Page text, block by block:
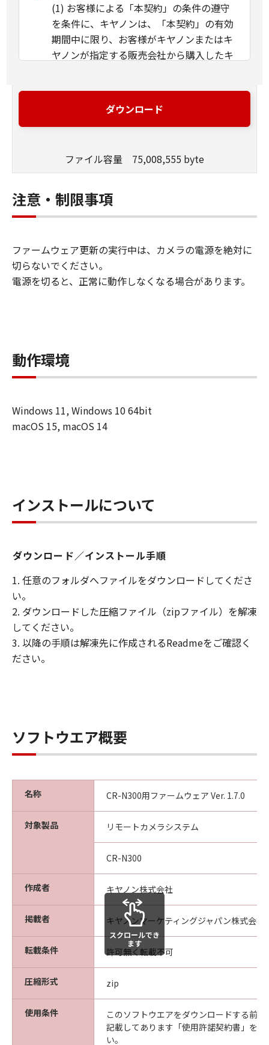
(1) お客様による「本契約」の条件の遵守
を条件に、キヤノンは、「本契約」の有効
期間中に限り、お客様がキヤノンまたはキ
ヤノンが指定する販売会社から購入したキ
キヤノンから別途指定された製品に限りま
す。以下「キヤノン製品」といいます。）
品」にインストールして使用するための非
ただし、「本ファームウェア」には、キヤ
ノン、キヤノンの子会社、キヤノンの関連
「本ファームウェア」用のEntitlement ID
を購入することで使用可能となる機能が含
まれる場合があります。
(2) 上記(1)に定める場合を除き、キヤノン
るいは許諾されるものではありません。
制限
き、お客様は、再使用許諾、譲渡、販売、
頒布、リースもしくは貸与その他の方法に
ル、逆アセンブル、その他リバースエンジ
ニアリング等することはできません。また
(3) お客様は、各国・地域の個人情報保護
に関する法令に違反する方法で、または不
「本ファームウェア」を使用することはで
きません。
帰属
お客様は、「本ファームウェア」に含まれ
るキヤノンまたはキヤノンのライセンサー
除してはなりません。
サポートおよびアップグレード
お客様と別途合意した場合を除き、キヤノ
ン、キヤノンの子会社、キヤノンの関連会
らびにキヤノンのライセンサーは、「本フ
様による「本ファームウェア」の使用を支
援すること、並びに「本ファームウェア」
に対するアップデート、バグの修正または
サポートの提供について、いかなる責任も
負うものではありません。
保証の否認・免責
(1) 「本ファームウェア」は、『現状有姿
（AS-IS）』の状態で使用許諾されます。キ
ヤノン、キヤノンの子会社、キヤノンの関
ダウンロード
ファイル容量 75,008,555 byte
注意・制限事項
ファームウェア更新の実行中は、カメラの電源を絶対に
切らないでください。
電源を切ると、正常に動作しなくなる場合があります。
動作環境
Windows 11, Windows 10 64bit
macOS 15, macOS 14
インストールについて
ダウンロード／インストール手順
1. 任意のフォルダへファイルをダウンロードしてくださ
い。
2. ダウンロードした圧縮ファイル（zipファイル）を解凍
してください。
3. 以降の手順は解凍先に作成されるReadmeをご確認く
ださい。
ソフトウエア概要
名称 CR-N300用ファームウェア Ver. 1.7.0
対象製品 リモートカメラシステム
CR-N300
作成者 キヤノン株式会社
掲載者 キヤノンマーケティングジャパン株式会社
転載条件 許可無く転載不可
圧縮形式 zip
使用条件
このソフトウエアをダウンロードする前
記載してあります「使用許諾契約書」を
い。
スクロールでき
ます